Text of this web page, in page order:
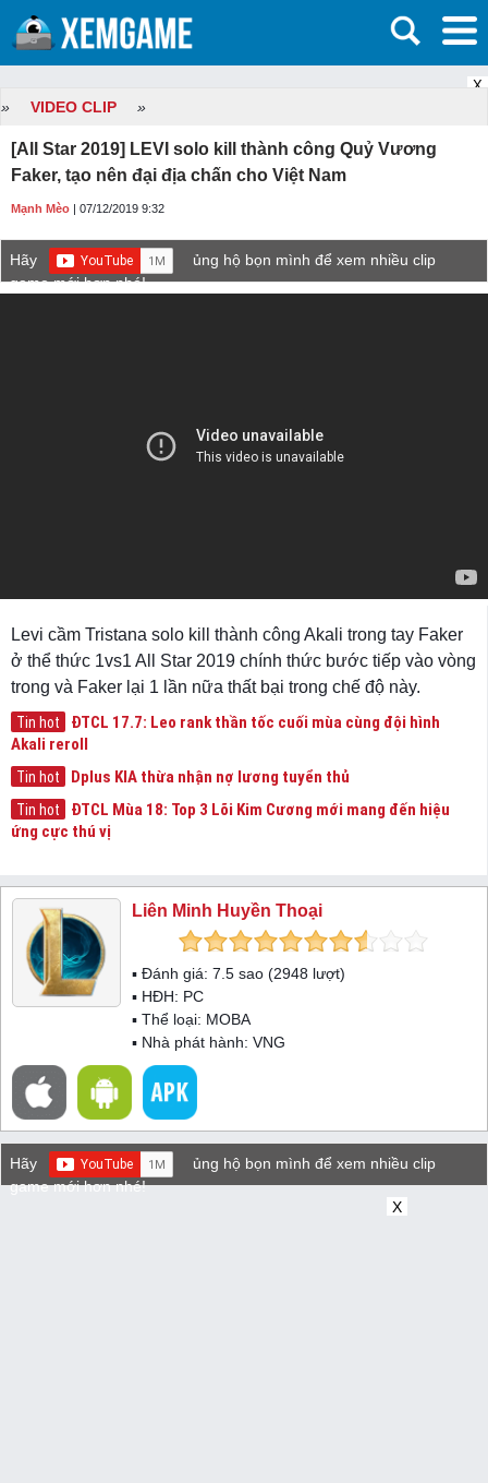
X
» VIDEO CLIP »
[All Star 2019] LEVI solo kill thành công Quỷ Vương
Faker, tạo nên đại địa chấn cho Việt Nam
Mạnh Mèo | 07/12/2019 9:32
Hãy
ủng hộ bọn mình để xem nhiều clip
game mới hơn nhé!
Levi cầm Tristana solo kill thành công Akali trong tay Faker
ở thể thức 1vs1 All Star 2019 chính thức bước tiếp vào vòng
trong và Faker lại 1 lần nữa thất bại trong chế độ này.
Tin hot
ĐTCL 17.7: Leo rank thần tốc cuối mùa cùng đội hình
Akali reroll
Tin hot Dplus KIA thừa nhận nợ lương tuyển thủ
Tin hot
ĐTCL Mùa 18: Top 3 Lõi Kim Cương mới mang đến hiệu
ứng cực thú vị
Liên Minh Huyền Thoại
▪ Đánh giá: 7.5 sao (2948 lượt)
▪ HĐH: PC
▪ Thể loại: MOBA
▪ Nhà phát hành: VNG
Hãy
ủng hộ bọn mình để xem nhiều clip
game mới hơn nhé!
X